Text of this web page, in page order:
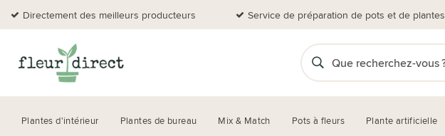
Directement des meilleurs producteurs Service de préparation de pots et de plantes
Plantes d'intérieur Plantes de bureau Mix & Match Pots à fleurs Plante artificielle